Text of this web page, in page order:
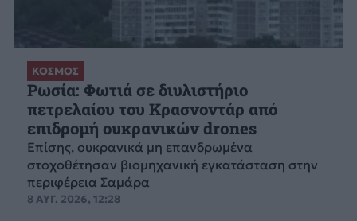
ΚΟΣΜΟΣ
Ρωσία: Φωτιά σε διυλιστήριο
πετρελαίου του Κρασνοντάρ από
επιδρομή ουκρανικών drones
Επίσης, ουκρανικά μη επανδρωμένα
στοχοθέτησαν βιομηχανική εγκατάσταση στην
περιφέρεια Σαμάρα
8 ΑΥΓ. 2026, 12:28